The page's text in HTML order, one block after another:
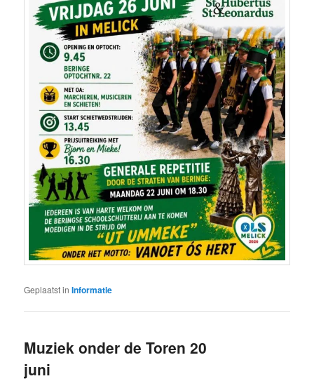
Geplaatst in Informatie
Muziek onder de Toren 20
juni